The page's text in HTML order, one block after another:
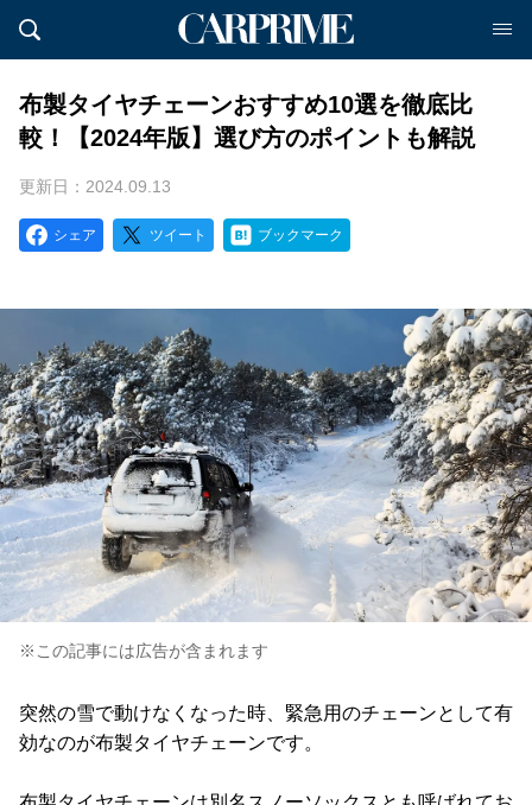
布製タイヤチェーンおすすめ10選を徹底比
較！【2024年版】選び方のポイントも解説
更新日：2024.09.13
シェア ツイート ブックマーク
※この記事には広告が含まれます
突然の雪で動けなくなった時、緊急用のチェーンとして有
効なのが布製タイヤチェーンです。